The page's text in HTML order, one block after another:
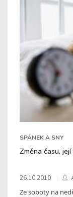
SPÁNEK A SNY
Změna času,
26.10.2010
Ze soboty na